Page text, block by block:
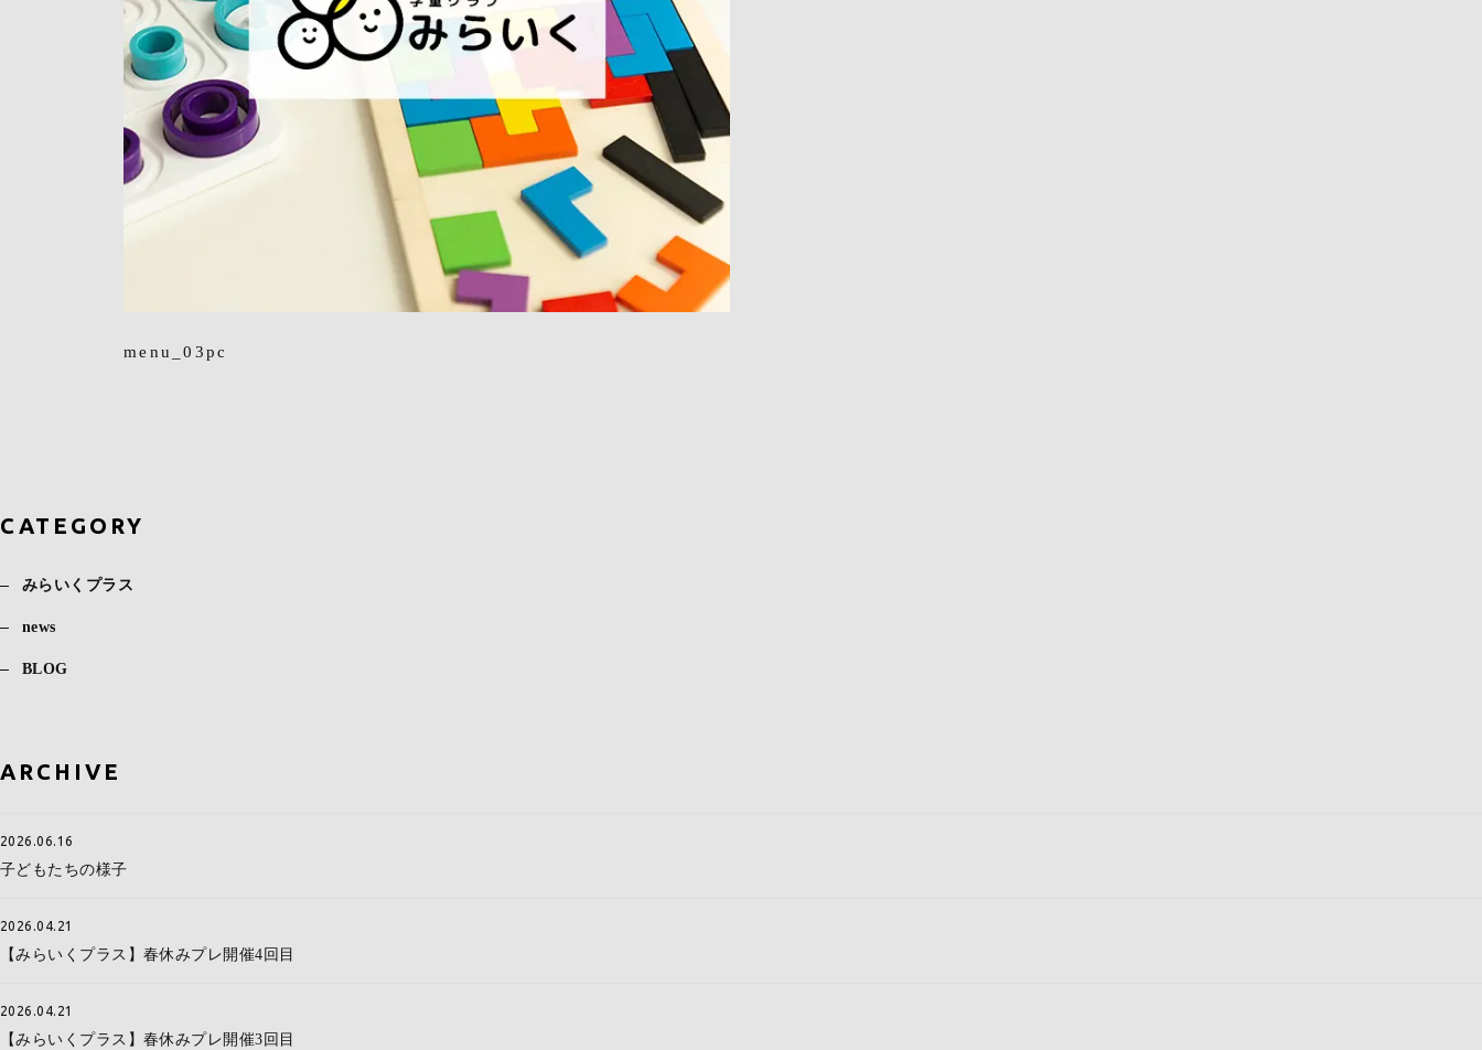
menu_03pc
CATEGORY
みらいくプラス
news
BLOG
ARCHIVE
2026.06.16
子どもたちの様子
2026.04.21
【みらいくプラス】春休みプレ開催4回目
2026.04.21
【みらいくプラス】春休みプレ開催3回目